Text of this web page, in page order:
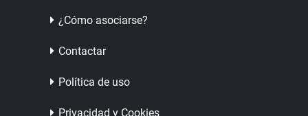
¿Cómo asociarse?
Contactar
Política de uso
Privacidad y Cookies